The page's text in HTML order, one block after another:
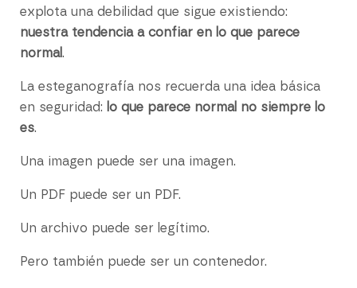
explota una debilidad que sigue existiendo:
nuestra tendencia a confiar en lo que parece
normal.
La esteganografía nos recuerda una idea básica
en seguridad: lo que parece normal no siempre lo
es.
Una imagen puede ser una imagen.
Un PDF puede ser un PDF.
Un archivo puede ser legítimo.
Pero también puede ser un contenedor.